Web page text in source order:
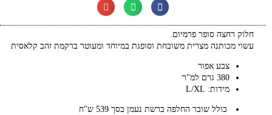
חלוק רחצה סופר פרמיום.
עשוי מכותנה מצרית משובחת וסופגת במיוחד ומעוטר ברקמת זהב קלאסית
צבע אפור
380 גרם למ"ר
מידות: L/XL
כולל שובר החלפה ברשת נעמן בסך 539 ש"ח